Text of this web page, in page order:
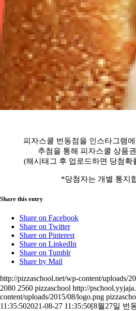
피자스쿨 번동점을 인스타그램
추첨을 통해 피자스쿨 상품
(해시태그 후 업로드하면 당첨확
*당첨자는 개별 통지
Share this entry
Share on Facebook
Share on Twitter
Share on Pinterest
Share on LinkedIn
Share on Tumblr
Share by Mail
http://pizzaschool.net/wp-content/uploads/
2080 2560 pizzaschool http://
content/uploads/2015/08/logo.png
11:35:502021-08-27 11:35:50[8월27일 번